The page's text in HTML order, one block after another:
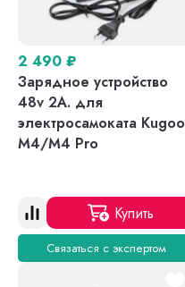
2 490 ₽
Зарядное устройство
48v 2A. для
электросамоката Kugoo
M4/M4 Pro
Купить
Связаться с экспертом